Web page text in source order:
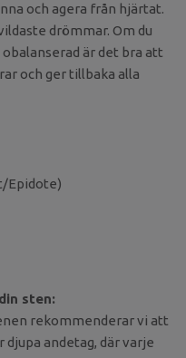
och agera från hjärtat.
drömmar. Om du
är det bra att
och ger tillbaka alla
Epidote)
sten:
rekommenderar vi att
djupa andetag, där varje